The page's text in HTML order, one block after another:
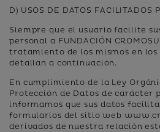
D) USOS DE DATOS FACILITADOS
Siempre que el usuario facilite
personal a FUNDACIÓN
tratamiento de los mismos en los
detallan a continuación.
En cumplimiento de la Ley
Protección de Datos de carácter
informamos que sus datos
formularios del sitio web
derivados de nuestra relación